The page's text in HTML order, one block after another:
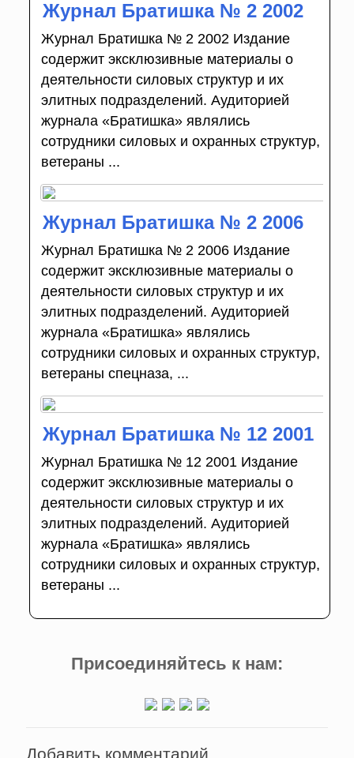
Журнал Братишка № 2 2002
Журнал Братишка № 2 2002 Издание
содержит эксклюзивные материалы о
деятельности силовых структур и их
элитных подразделений. Аудиторией
журнала «Братишка» являлись
сотрудники силовых и охранных структур,
ветераны ...
Журнал Братишка № 2 2006
Журнал Братишка № 2 2006 Издание
содержит эксклюзивные материалы о
деятельности силовых структур и их
элитных подразделений. Аудиторией
журнала «Братишка» являлись
сотрудники силовых и охранных структур,
ветераны спецназа, ...
Журнал Братишка № 12 2001
Журнал Братишка № 12 2001 Издание
содержит эксклюзивные материалы о
деятельности силовых структур и их
элитных подразделений. Аудиторией
журнала «Братишка» являлись
сотрудники силовых и охранных структур,
ветераны ...
Присоединяйтесь к нам:
Добавить комментарий